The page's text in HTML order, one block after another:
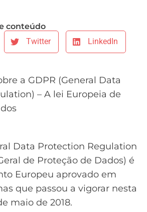
conteúdo
Twitter LinkedIn
Data Protection Regulation
de Proteção de Dados) é
Europeu aprovado em
que passou a vigorar nesta
maio de 2018.